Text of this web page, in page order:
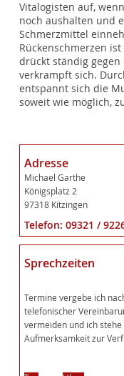
Vitalogisten auf,
noch aushalten und
Schmerzmittel
Rückenschmerzen
drückt ständig
verkrampft sich.
entspannt sich die
soweit wie möglich,
Adresse
Michael Garthe
Königsplatz 2
97318 Kitzingen
Telefon: 09321 /
Sprechzeiten
Termine vergebe ich
telefonischer
vermeiden und ich
Aufmerksamkeit zur